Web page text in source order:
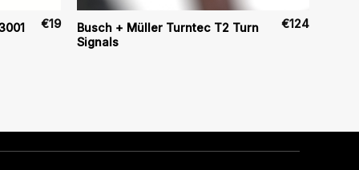
€19
Busch + Müller Turntec T2 Turn
Signals
€124